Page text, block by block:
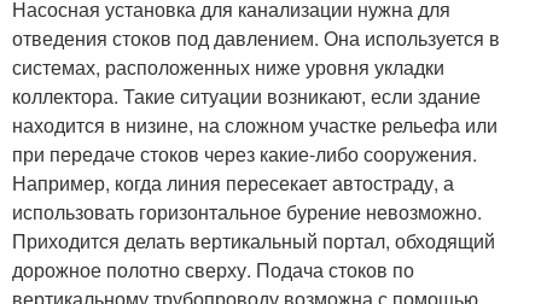
Насосная установка для канализации нужна для
отведения стоков под давлением. Она используется в
системах, расположенных ниже уровня укладки
коллектора. Такие ситуации возникают, если здание
находится в низине, на сложном участке рельефа или
при передаче стоков через какие-либо сооружения.
Например, когда линия пересекает автостраду, а
использовать горизонтальное бурение невозможно.
Приходится делать вертикальный портал, обходящий
дорожное полотно сверху. Подача стоков по
вертикальному трубопроводу возможна с помощью